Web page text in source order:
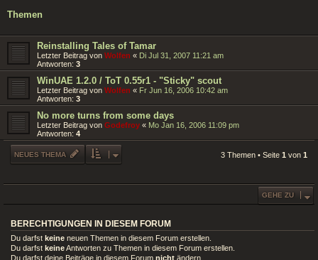
Themen
Reinstalling Tales of Tamar
Letzter Beitrag von Wolfen « Di Jul 31, 2007 11:21 am
Antworten: 3
WinUAE 1.2.0 / ToT 0.55r1 - "Sticky" scout
Letzter Beitrag von Wolfen « Fr Jun 16, 2006 10:42 am
Antworten: 3
No more turns from some days
Letzter Beitrag von Godefroy « Mo Jan 16, 2006 11:09 pm
Antworten: 4
NEUES THEMA 3 Themen • Seite 1 von 1
GEHE ZU
BERECHTIGUNGEN IN DIESEM FORUM
Du darfst keine neuen Themen in diesem Forum erstellen.
Du darfst keineAntworten zu Themen in diesem Forum erstellen.
Du darfst deine Beiträge in diesem Forum nicht ändern.